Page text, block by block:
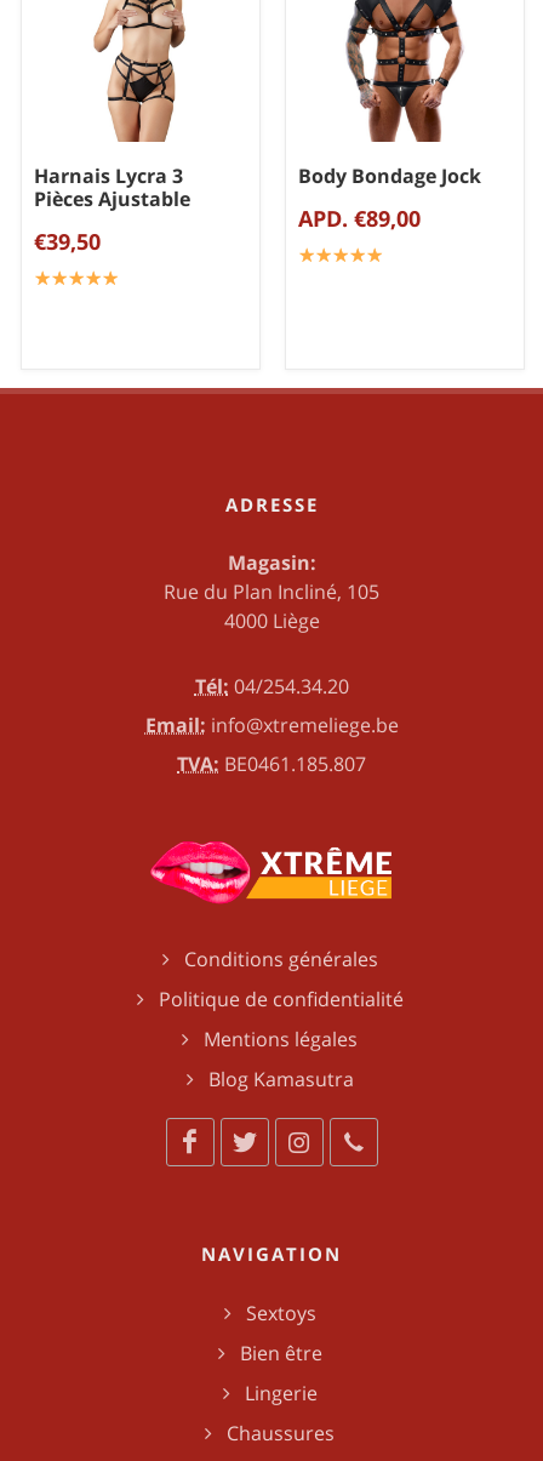
Harnais Lycra 3
Pièces Ajustable
€39,50
☆☆☆☆☆
★★★★★
Body Bondage Jock
APD. €89,00
☆☆☆☆☆
★★★★★
ADRESSE
Magasin:
Rue du Plan Incliné, 105
4000 Liège
Tél: 04/254.34.20
Email: info@xtremeliege.be
TVA: BE0461.185.807
Conditions générales
Politique de confidentialité
Mentions légales
Blog Kamasutra
NAVIGATION
Sextoys
Bien être
Lingerie
Chaussures